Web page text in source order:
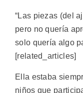
“Las piezas (del
pero no quería
solo quería algo
[related_articles]
Ella estaba
niños que